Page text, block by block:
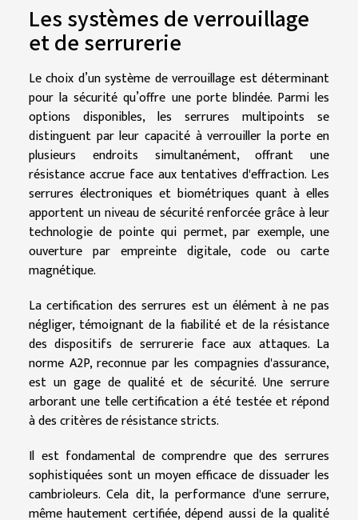
Les systèmes de verrouillage
et de serrurerie
Le choix d’un système de verrouillage est déterminant
pour la sécurité qu’offre une porte blindée. Parmi les
options disponibles, les serrures multipoints se
distinguent par leur capacité à verrouiller la porte en
plusieurs endroits simultanément, offrant une
résistance accrue face aux tentatives d'effraction. Les
serrures électroniques et biométriques quant à elles
apportent un niveau de sécurité renforcée grâce à leur
technologie de pointe qui permet, par exemple, une
ouverture par empreinte digitale, code ou carte
magnétique.
La certification des serrures est un élément à ne pas
négliger, témoignant de la fiabilité et de la résistance
des dispositifs de serrurerie face aux attaques. La
norme A2P, reconnue par les compagnies d'assurance,
est un gage de qualité et de sécurité. Une serrure
arborant une telle certification a été testée et répond
à des critères de résistance stricts.
Il est fondamental de comprendre que des serrures
sophistiquées sont un moyen efficace de dissuader les
cambrioleurs. Cela dit, la performance d'une serrure,
même hautement certifiée, dépend aussi de la qualité